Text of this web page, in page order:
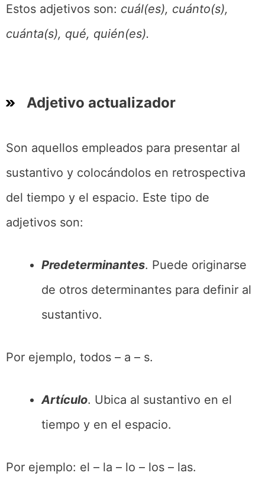
Estos adjetivos son: cuál(es), cuánto(s),
cuánta(s), qué, quién(es).
Adjetivo actualizador
Son aquellos empleados para presentar al
sustantivo y colocándolos en retrospectiva
del tiempo y el espacio. Este tipo de
adjetivos son:
Predeterminantes. Puede originarse
de otros determinantes para definir al
sustantivo.
Por ejemplo, todos – a – s.
Artículo. Ubica al sustantivo en el
tiempo y en el espacio.
Por ejemplo: el – la – lo – los – las.